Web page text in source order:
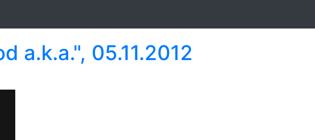
a.k.a.", 05.11.2012